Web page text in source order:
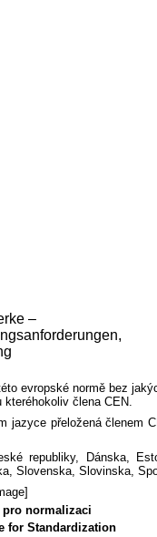
–
evropské normě bez
člena CEN.
přeložená
republiky, Dánska,
Slovenska, Slovinska,
normalizaci
for Standardization